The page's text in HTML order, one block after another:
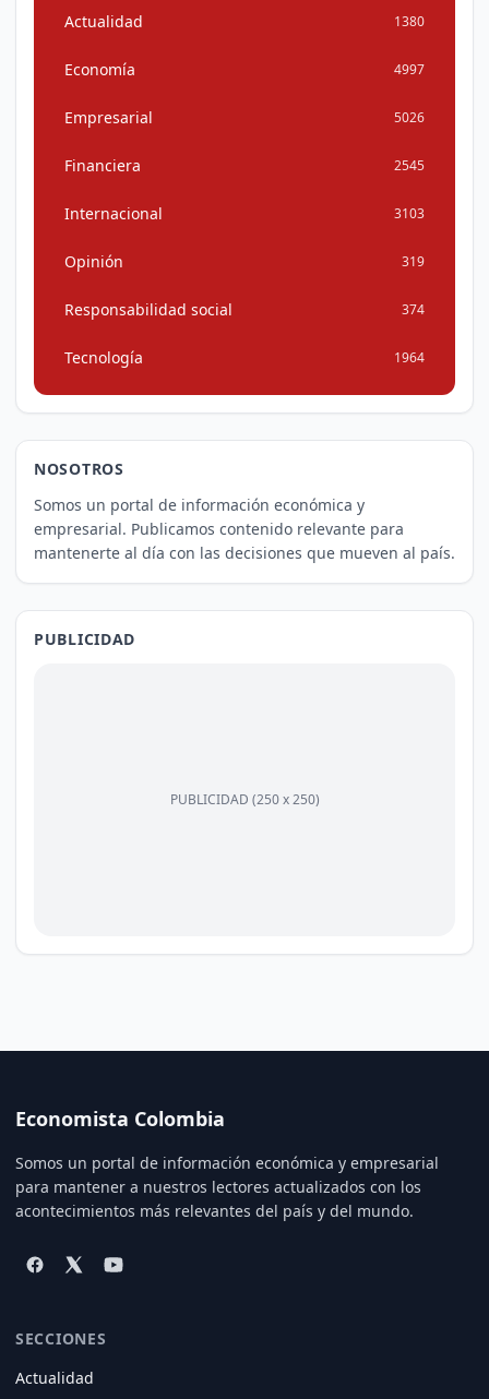
Actualidad 1380
Economía 4997
Empresarial 5026
Financiera 2545
Internacional 3103
Opinión 319
Responsabilidad social 374
Tecnología 1964
NOSOTROS
Somos un portal de información económica y
empresarial. Publicamos contenido relevante para
mantenerte al día con las decisiones que mueven al país.
PUBLICIDAD
PUBLICIDAD (250 x 250)
Economista Colombia
Somos un portal de información económica y empresarial
para mantener a nuestros lectores actualizados con los
acontecimientos más relevantes del país y del mundo.
SECCIONES
Actualidad